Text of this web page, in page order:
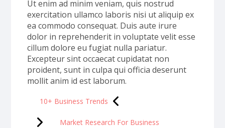
Ut enim ad minim veniam, quis nostrud
exercitation ullamco laboris nisi ut aliquip ex
ea commodo consequat. Duis aute irure
dolor in reprehenderit in voluptate velit esse
cillum dolore eu fugiat nulla pariatur.
Excepteur sint occaecat cupidatat non
proident, sunt in culpa qui officia deserunt
mollit anim id est laborum.
10+ Business Trends
Market Research For Business